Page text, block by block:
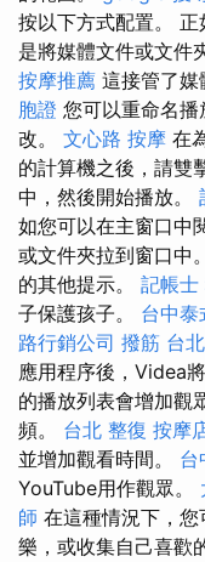
按以下方式配置。
是將媒體文件或文件
按摩推薦 這接管了媒
胞證 您可以重命名
改。 文心路 按摩 在
的計算機之後，請雙
中，然後開始播放。
如您可以在主窗口中
或文件夾拉到窗口中
的其他提示。 記帳士
子保護孩子。 台中泰
路行銷公司 撥筋 台
應用程序後，Videa
的播放列表會增加觀
頻。 台北 整復 按摩
並增加觀看時間。 台
YouTube用作觀眾。
師 在這種情況下，
樂，或收集自己喜歡